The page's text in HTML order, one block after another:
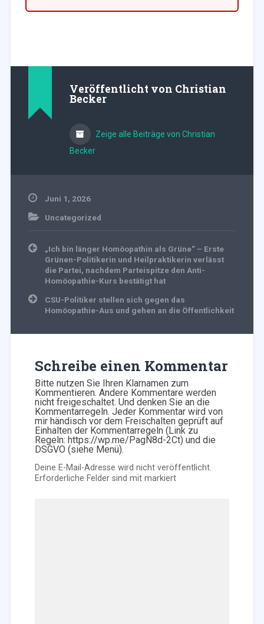
Veröffentlicht von Christian
Becker
Zeige alle Beiträge von Christian
Becker
Juni 1, 2026
Uncategorized
Beitragsnavigation
„Ich bin länger Homöopathin als Grüne“ – Erste
Grünen-Politikerin und Heilpraktikerin verlässt
die Partei, nachdem Parteispitze den Anti-
Homöopathie-Kurs bestätigt hat
CSU-Politiker stellen sich gegen das
Homöopathie-Aus und gehen an die Öffentlichkeit
Schreibe einen Kommentar
Bitte nutzen Sie Ihren Klarnamen zum
Kommentieren. Andere Kommentare werden
nicht freigeschaltet. Und denken Sie an die
Kommentarregeln. Jeder Kommentar wird von
mir händisch vor dem Freischalten geprüft auf
Einhalten der Kommentarregeln (Link zu
Regeln: https://wp.me/PagN8d-2Ct) und die
DSGVO (siehe Menü).
Deine E-Mail-Adresse wird nicht veröffentlicht.
Erforderliche Felder sind mitmarkiert